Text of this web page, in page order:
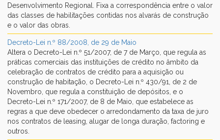
Desenvolvimento Regional. Fixa a correspondência entre o valor
das classes de habilitações contidas nos alvarás de construção
e o valor das obras.
Decreto-Lei n.º 88/2008, de 29 de Maio
Altera o Decreto-Lei n.º 51/2007, de 7 de Março, que regula as
práticas comerciais das instituições de crédito no âmbito da
celebração de contratos de crédito para a aquisição ou
construção de habitação, o Decreto-Lei n.º 430/91, de 2 de
Novembro, que regula a constituição de depósitos, e o
Decreto-Lei n.º 171/2007, de 8 de Maio, que estabelece as
regras a que deve obedecer o arredondamento da taxa de juro
nos contratos de leasing, alugar de longa duração, factoring e
outros.